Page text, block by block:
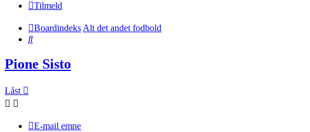
Tilmeld
BoardindeksAlt det andet fodbold
Søg
Pione Sisto
Låst
E-mail emne